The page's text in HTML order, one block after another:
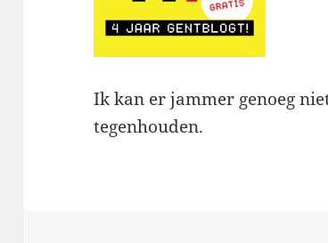
Ik kan er jammer genoeg
tegenhouden.